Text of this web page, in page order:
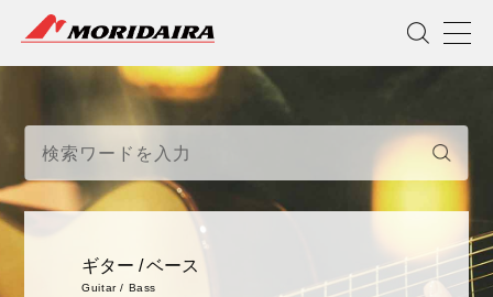
Guitar / Bass
ギター / ベース
ギター / ベース
Guitar / Bass